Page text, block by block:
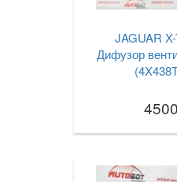
JAGUAR
Дифузор